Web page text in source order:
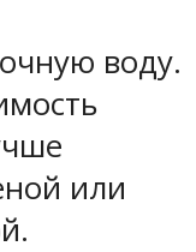
воду.
или